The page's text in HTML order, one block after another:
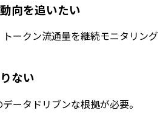
向を追いたい
ークン流通量を継続モニタリング
ない
ータドリブンな根拠が必要。